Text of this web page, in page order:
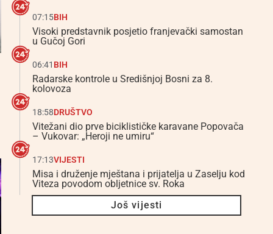
07:15BIH
Visoki predstavnik posjetio franjevački samostan
u Gučoj Gori
06:41 BIH
Radarske kontrole u Središnjoj Bosni za 8.
kolovoza
18:58DRUŠTVO
Vitežani dio prve biciklističke karavane Popovača
– Vukovar: „Heroji ne umiru“
17:13VIJESTI
Misa i druženje mještana i prijatelja u Zaselju kod
Viteza povodom obljetnice sv. Roka
Još vijesti